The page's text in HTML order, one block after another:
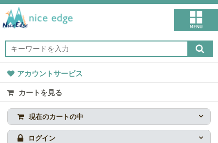
アカウントサービス
カートを見る
現在のカートの中
ログイン